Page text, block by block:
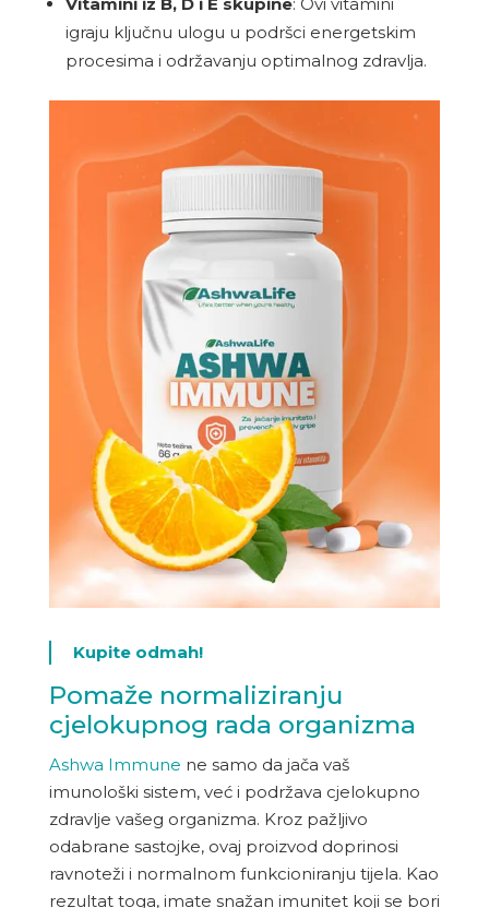
Vitamini iz B, D i E skupine: Ovi vitamini
igraju ključnu ulogu u podršci energetskim
procesima i održavanju optimalnog zdravlja.
Kupite odmah!
Pomaže normaliziranju
cjelokupnog rada organizma
Ashwa Immune ne samo da jača vaš
imunološki sistem, već i podržava cjelokupno
zdravlje vašeg organizma. Kroz pažljivo
odabrane sastojke, ovaj proizvod doprinosi
ravnoteži i normalnom funkcioniranju tijela. Kao
rezultat toga, imate snažan imunitet koji se bori